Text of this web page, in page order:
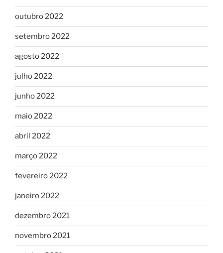
outubro 2022
setembro 2022
agosto 2022
julho 2022
junho 2022
maio 2022
abril 2022
março 2022
fevereiro 2022
janeiro 2022
dezembro 2021
novembro 2021